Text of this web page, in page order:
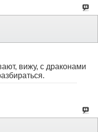
вижу, с драконами